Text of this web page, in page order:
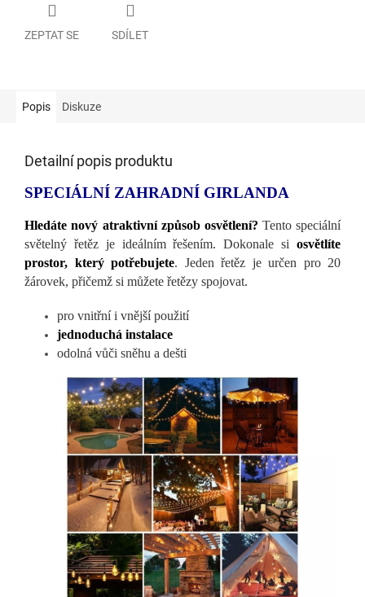
ZEPTAT SE SDÍLET
Popis Diskuze
Detailní popis produktu
SPECIÁLNÍ ZAHRADNÍ GIRLANDA
Hledáte nový atraktivní způsob osvětlení? Tento speciální
světelný řetěz je ideálním řešením. Dokonale si osvětlíte
prostor, který potřebujete. Jeden řetěz je určen pro 20
žárovek, přičemž si můžete řetězy spojovat.
pro vnitřní i vnější použití
jednoduchá instalace
odolná vůči sněhu a dešti